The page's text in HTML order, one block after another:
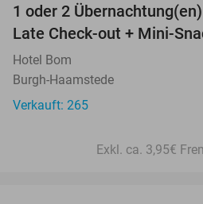
1 oder 2
Late Check-out + Mini-
Hotel Bom
Burgh-Haamstede
Verkauft: 265
Exkl. ca. 3,95€